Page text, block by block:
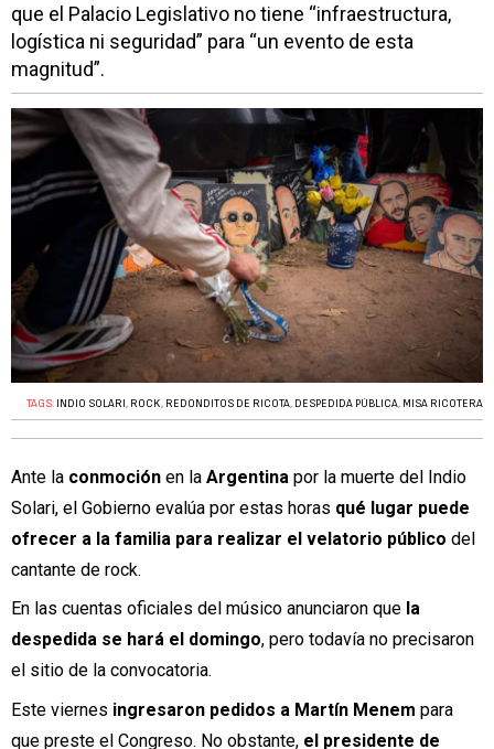
que el Palacio Legislativo no tiene “infraestructura,
logística ni seguridad” para “un evento de esta
magnitud”.
TAGS: INDIO SOLARI , ROCK, REDONDITOS DE RICOTA, DESPEDIDA PÚBLICA, MISA RICOTERA
Ante la conmoción en la Argentina por la muerte del Indio
Solari, el Gobierno evalúa por estas horas qué lugar puede
ofrecer a la familia para realizar el velatorio público del
cantante de rock.
En las cuentas oficiales del músico anunciaron que la
despedida se hará el domingo, pero todavía no precisaron
el sitio de la convocatoria.
Este viernes ingresaron pedidos a Martín Menem para
que preste el Congreso. No obstante, el presidente de